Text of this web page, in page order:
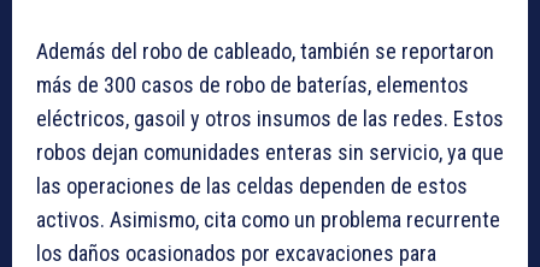
Además del robo de cableado, también se reportaron
más de 300 casos de robo de baterías, elementos
eléctricos, gasoil y otros insumos de las redes. Estos
robos dejan comunidades enteras sin servicio, ya que
las operaciones de las celdas dependen de estos
activos. Asimismo, cita como un problema recurrente
los daños ocasionados por excavaciones para